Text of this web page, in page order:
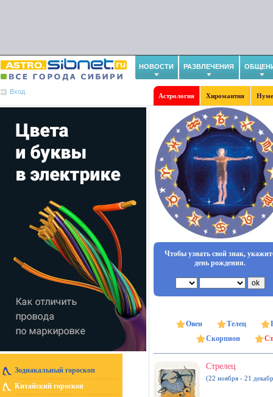
НОВОСТИ РАЗВЛЕЧЕНИЯ
Вход
Астрология Хиромантия
Зодиакальный гороскоп
Китайский гороскоп
Чтобы узнать свой знак,
день рождения.
Овен Телец
Скорпион
Стрелец
(22 ноября - 21